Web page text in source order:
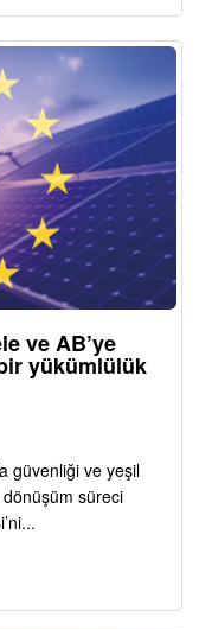
ve AB’ye
yükümlülük
güvenliği ve yeşil
süreci